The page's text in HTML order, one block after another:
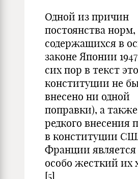
Одной из причин
постоянства норм,
содержащихся в
законе Японии
сих пор в текст
конституции не
внесено ни одной
поправки), а
редкого внесения
в конституции
Франции является
особо жесткий их
[5]